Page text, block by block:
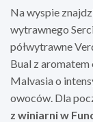
Na wyspie
wytrawnego
półwytrawne
Bual z aromatem
Malvasia o
owoców. Dla
z winiarni w